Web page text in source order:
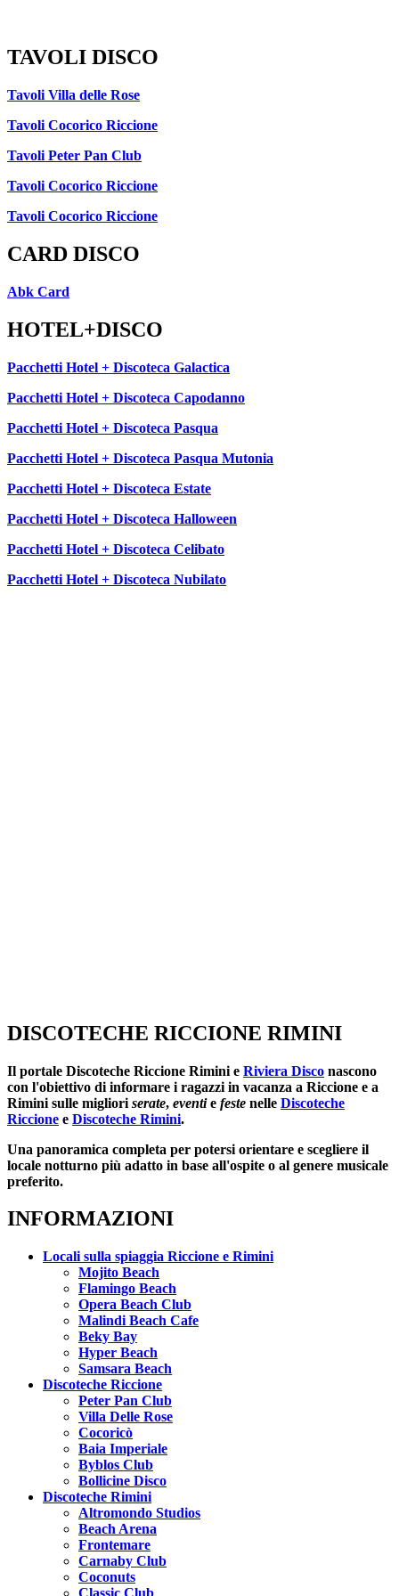
TAVOLI DISCO
Tavoli Villa delle Rose
Tavoli Cocorico Riccione
Tavoli Peter Pan Club
Tavoli Cocorico Riccione
Tavoli Cocorico Riccione
CARD DISCO
Abk Card
HOTEL+DISCO
Pacchetti Hotel + Discoteca Galactica
Pacchetti Hotel + Discoteca Capodanno
Pacchetti Hotel + Discoteca Pasqua
Pacchetti Hotel + Discoteca Pasqua Mutonia
Pacchetti Hotel + Discoteca Estate
Pacchetti Hotel + Discoteca Halloween
Pacchetti Hotel + Discoteca Celibato
Pacchetti Hotel + Discoteca Nubilato
DISCOTECHE RICCIONE RIMINI
Il portale Discoteche Riccione Rimini e Riviera Disco nascono
con l'obiettivo di informare i ragazzi in vacanza a Riccione e a
Rimini sulle migliori serate, eventie feste nelle Discoteche
Riccione e Discoteche Rimini.
Una panoramica completa per potersi orientare e scegliere il
locale notturno più adatto in base all'ospite o al genere musicale
preferito.
INFORMAZIONI
Locali sulla spiaggia Riccione e Rimini
Mojito Beach
Flamingo Beach
Opera Beach Club
Malindi Beach Cafe
Beky Bay
Hyper Beach
Samsara Beach
Discoteche Riccione
Peter Pan Club
Villa Delle Rose
Cocoricò
Baia Imperiale
Byblos Club
Bollicine Disco
Discoteche Rimini
Altromondo Studios
Beach Arena
Frontemare
Carnaby Club
Coconuts